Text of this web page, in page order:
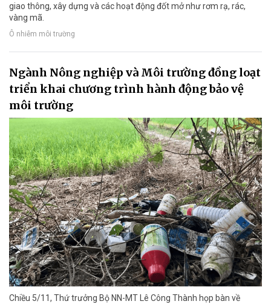
giao thông, xây dựng và các hoạt động đốt mở như rơm rạ, rác,
vàng mã.
Ô nhiễm môi trường
Ngành Nông nghiệp và Môi trường đồng loạt
triển khai chương trình hành động bảo vệ
môi trường
Chiều 5/11, Thứ trưởng Bộ NN-MT Lê Công Thành họp bàn về